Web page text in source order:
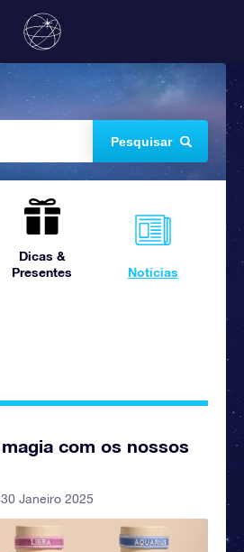
Pesquisar
Dicas &
Presentes
Notícias
com os nossos
Janeiro 2025